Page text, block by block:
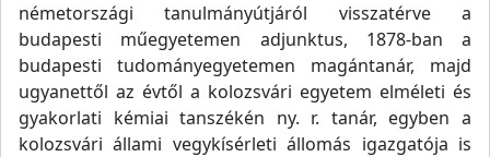
németországi tanulmányútjáról visszatérve a
budapesti műegyetemen adjunktus, 1878-ban a
budapesti tudományegyetemen magántanár, majd
ugyanettől az évtől a kolozsvári egyetem elméleti és
gyakorlati kémiai tanszékén ny. r. tanár, egyben a
kolozsvári állami vegykísérleti állomás igazgatója is